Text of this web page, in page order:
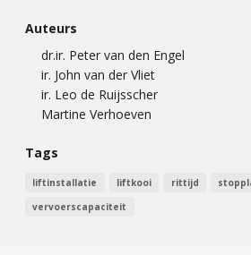
Auteurs
dr.ir. Peter van den Engel
ir. John van der Vliet
ir. Leo de Ruijsscher
Martine Verhoeven
Tags
liftinstallatie liftkooi rittijd
vervoerscapaciteit